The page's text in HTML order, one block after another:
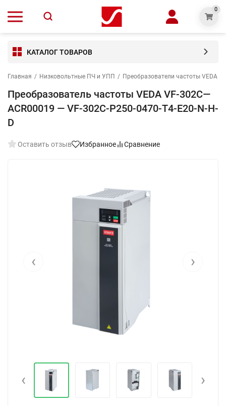
0
КАТАЛОГ ТОВАРОВ
Главная / Низковольтные ПЧ и УПП / Преобразователи частоты VEDA
Преобразователь частоты VEDA VF-302C—
ACR00019 — VF-302C-P250-0470-T4-E20-N-H-
D
Оставить отзыв Избранное Сравнение
‹ ›
‹ ›